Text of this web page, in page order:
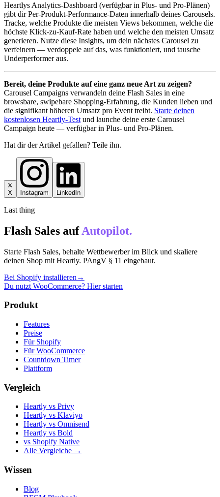
Heartlys Analytics-Dashboard (verfügbar in Plus- und Pro-Plänen)
gibt dir Per-Produkt-Performance-Daten innerhalb deines Carousels.
Tracke, welche Produkte die meisten Views bekommen, welche die
höchste Klick-zu-Kauf-Rate haben und welche den meisten Umsatz
generieren. Nutze diese Insights, um dein nächstes Carousel zu
verfeinern — verdoppele auf das, was funktioniert, und tausche
Underperformer aus.
Bereit, deine Produkte auf eine ganz neue Art zu zeigen?
Carousel Campaigns verwandeln deine Flash Sales in eine
browsbare, swipebare Shopping-Erfahrung, die Kunden lieben und
die signifikant höheren Umsatz pro Event treibt. Starte deinen
kostenlosen Heartly-Test und launche deine erste Carousel
Campaign heute — verfügbar in Plus- und Pro-Plänen.
Hat dir der Artikel gefallen? Teile ihn.
X Instagram LinkedIn
Last thing
Flash Sales auf Autopilot.
Starte Flash Sales, behalte Wettbewerber im Blick und skaliere
deinen Shop mit Heartly. PAngV § 11 eingebaut.
Bei Shopify installieren →
Du nutzt WooCommerce? Hier starten
Produkt
Features
Preise
Für Shopify
Für WooCommerce
Countdown Timer
Plattform
Vergleich
Heartly vs Privy
Heartly vs Klaviyo
Heartly vs Omnisend
Heartly vs Bold
vs Shopify Native
Alle Vergleiche →
Wissen
Blog